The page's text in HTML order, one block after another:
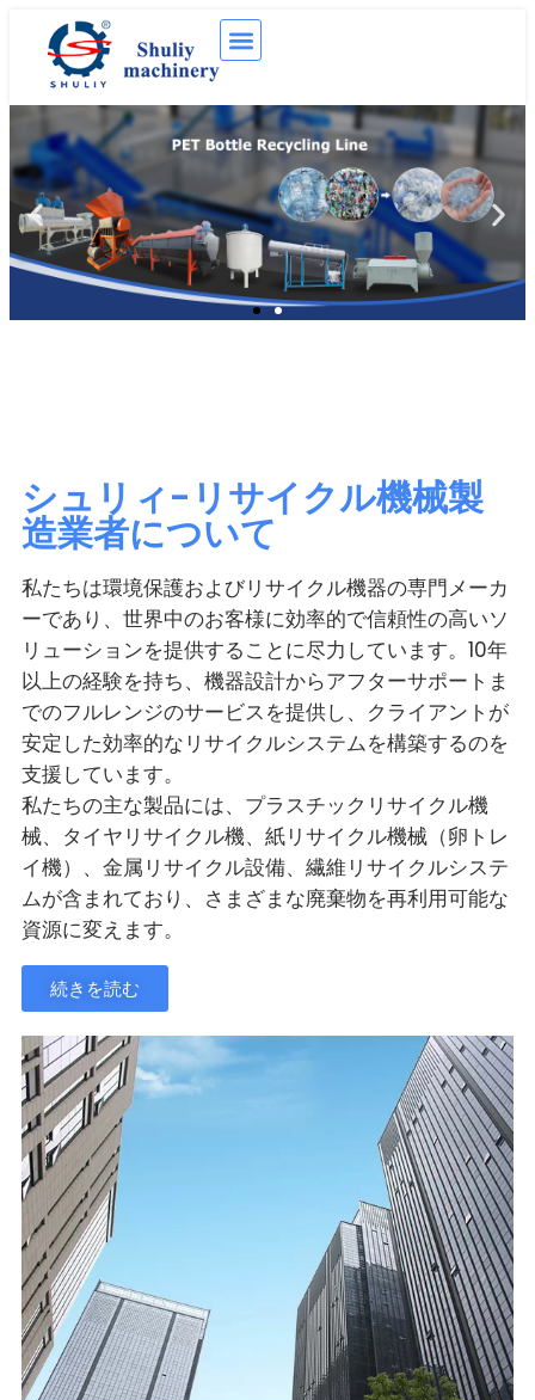
シュリィ-リサイクル機械製
造業者について
私たちは環境保護およびリサイクル機器の専門メーカ
ーであり、世界中のお客様に効率的で信頼性の高いソ
リューションを提供することに尽力しています。10年
以上の経験を持ち、機器設計からアフターサポートま
でのフルレンジのサービスを提供し、クライアントが
安定した効率的なリサイクルシステムを構築するのを
支援しています。
私たちの主な製品には、プラスチックリサイクル機
械、タイヤリサイクル機、紙リサイクル機械（卵トレ
イ機）、金属リサイクル設備、繊維リサイクルシステ
ムが含まれており、さまざまな廃棄物を再利用可能な
資源に変えます。
続きを読む